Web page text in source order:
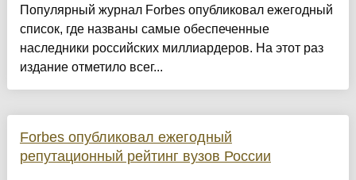
Популярный журнал Forbes опубликовал ежегодный
список, где названы самые обеспеченные
наследники российских миллиардеров. На этот раз
издание отметило всег...
Forbes опубликовал ежегодный
репутационный рейтинг вузов России